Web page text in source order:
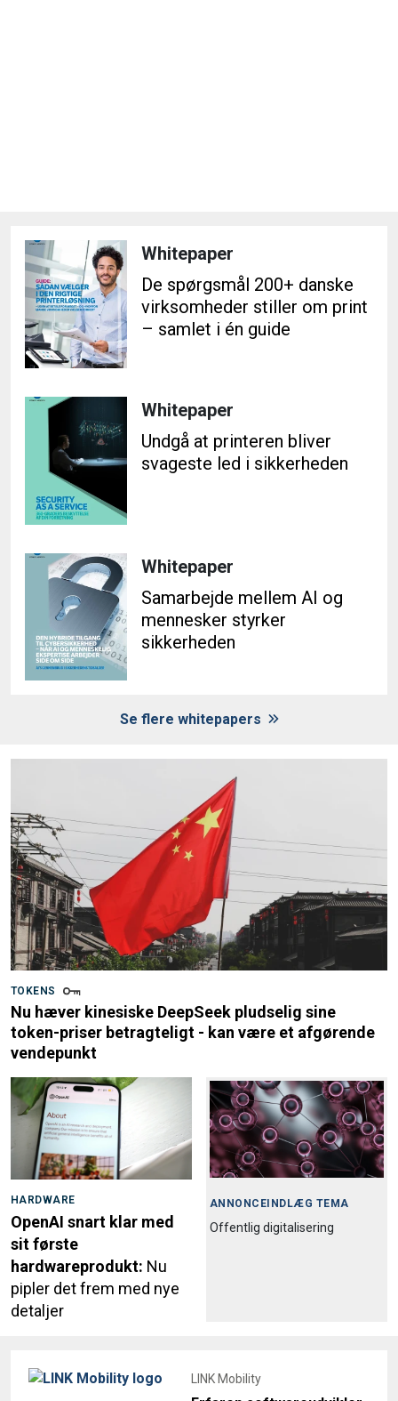
Whitepaper
De spørgsmål 200+ danske
virksomheder stiller om print
– samlet i én guide
Whitepaper
Undgå at printeren bliver
svageste led i sikkerheden
Whitepaper
Samarbejde mellem AI og
mennesker styrker
sikkerheden
Se flere whitepapers
TOKENS
Nu hæver kinesiske DeepSeek pludselig sine
token-priser betragteligt - kan være et afgørende
vendepunkt
HARDWARE
OpenAI snart klar med
sit første
hardwareprodukt: Nu
pipler det frem med nye
detaljer
ANNONCEINDLÆG TEMA
Offentlig digitalisering
LINK Mobility